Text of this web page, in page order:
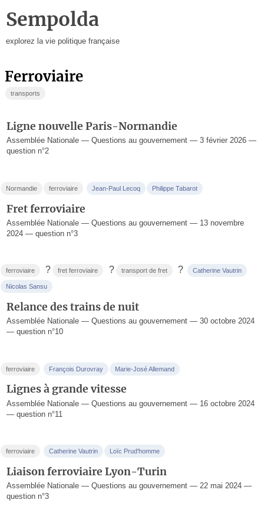
Sempolda
explorez la vie politique française
ferroviaire
transports
Ligne nouvelle Paris-Normandie
Assemblée Nationale — Questions au gouvernement — 3 février 2026 —
question n°2
Normandie ferroviaire Jean-Paul Lecoq Philippe Tabarot
Fret ferroviaire
Assemblée Nationale — Questions au gouvernement — 13 novembre
2024 — question n°3
ferroviaire ? fret ferroviaire ? transport de fret ? Catherine Vautrin
Nicolas Sansu
Relance des trains de nuit
Assemblée Nationale — Questions au gouvernement — 30 octobre 2024
— question n°10
ferroviaire François Durovray Marie-José Allemand
Lignes à grande vitesse
Assemblée Nationale — Questions au gouvernement — 16 octobre 2024
— question n°11
ferroviaire Catherine Vautrin Loïc Prud'homme
Liaison ferroviaire Lyon-Turin
Assemblée Nationale — Questions au gouvernement — 22 mai 2024 —
question n°3